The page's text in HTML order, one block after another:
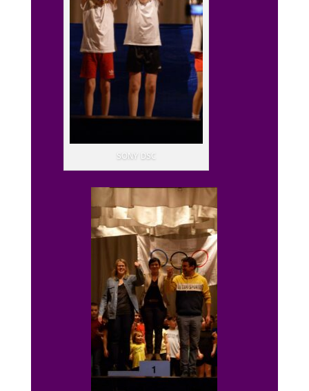
SONY DSC